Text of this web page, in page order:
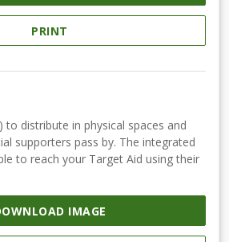
PRINT
to distribute in physical spaces and
supporters pass by. The integrated
to reach your Target Aid using their
IMAGE